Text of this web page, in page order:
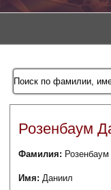
Розенбаум
Фамилия: Розенбаум
Имя: Даниил